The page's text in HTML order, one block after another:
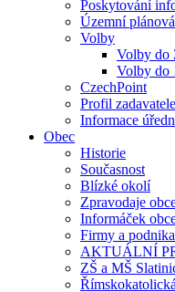
Poskytování
Územní
Volby
Volby do
Volby do
CzechPoint
Profil zadavatele
Informace
Obec
Historie
Současnost
Blízké okolí
Zpravodaje
Informáček
Firmy a
AKTUÁLNÍ
ZŠ a MŠ